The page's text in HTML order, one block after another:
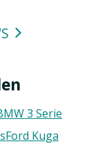
3 Serie
Ford Kuga